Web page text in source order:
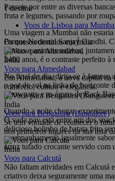
Passeie por entre as diversas
fruta e legumes, passando por
Uma viagem a Mumbai não
Parque Nacional Sanjay Gandhi.
plantas e animais nativos,
2400 anos, é o contraste perfeito à
No final do dia, dirija-se à famosa
o por do sol na linha do horizonte
Chowpatty e as águas de Back
Quando a noite chegar,
O vada pav está entre um dos
delicioso bolinho de batata frito
acompanhamento igualmente
arroz tufado crocante servido com
1 destino
Voos de Lisboa para
Os nossos destinos em Índia
Índia
Voos para Ahmedabad
Em Ahmedabad, a nova capital
comércio, cultura e elegância.
Índia
Voos para Bengaluru (Bangalore)
Se tem vontade de conhecer o
nos primeiros lugares da sua lista
Índia
Voos para Calcutá
Não faltam atividades em Calcutá
criativo deixa seguramente uma